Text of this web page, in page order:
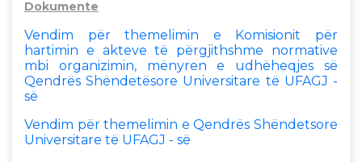
Dokumente
Vendim për themelimin e Komisionit për
hartimin e akteve të përgjithshme normative
mbi organizimin, mënyren e udhëheqjes së
Qendrës Shëndetësore Universitare të UFAGJ -
së
Vendim për themelimin e Qendrës Shëndetsore
Universitare të UFAGJ - së